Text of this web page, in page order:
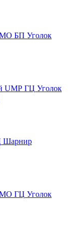
Уголок
Уголок
Шарнир
Уголок